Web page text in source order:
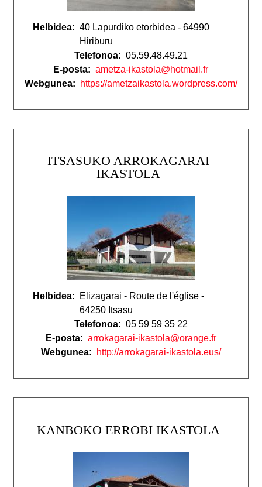
Helbidea: 40 Lapurdiko etorbidea - 64990
Hiriburu
Telefonoa: 05.59.48.49.21
E-posta: ametza-ikastola@hotmail.fr
Webgunea:
https://ametzaikastola.wordpress.com/
ITSASUKO ARROKAGARAI
IKASTOLA
Helbidea:
Elizagarai - Route de l'église -
64250 Itsasu
Telefonoa: 05 59 59 35 22
E-posta: arrokagarai-ikastola@orange.fr
Webgunea:
http://arrokagarai-ikastola.eus/
KANBOKO ERROBI IKASTOLA